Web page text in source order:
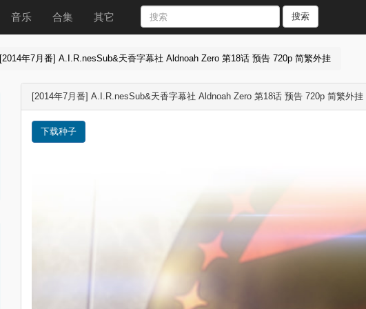
音乐 合集 其它 搜索
[2014年7月番] A.I.R.nesSub&天香字幕社 Aldnoah Zero 第18话 预告 720p 简繁外挂
[2014年7月番] A.I.R.nesSub&天香字幕社 Aldnoah Zero 第18话 预告 720p 简繁外挂
下载种子